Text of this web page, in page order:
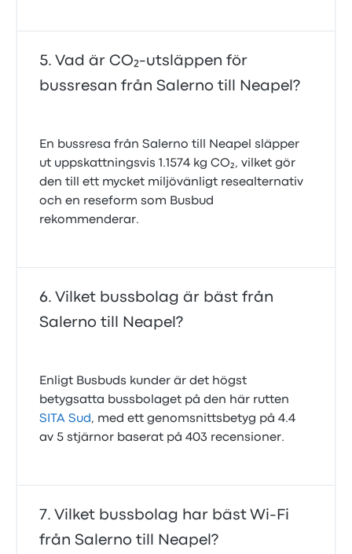
Vad är CO₂-utsläppen för
bussresan från Salerno till Neapel?
En bussresa från Salerno till Neapel släpper
ut uppskattningsvis 1.1574 kg CO₂, vilket gör
den till ett mycket miljövänligt resealternativ
och en reseform som Busbud
rekommenderar.
Vilket bussbolag är bäst från
Salerno till Neapel?
Enligt Busbuds kunder är det högst
betygsatta bussbolaget på den här rutten
SITA Sud , med ett genomsnittsbetyg på 4.4
av 5 stjärnor baserat på 403 recensioner.
Vilket bussbolag har bäst Wi-Fi
från Salerno till Neapel?